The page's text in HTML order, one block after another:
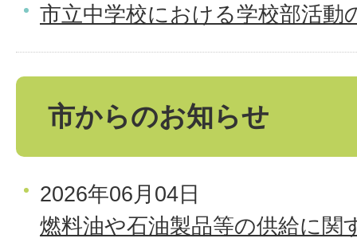
市立中学校における学校部活動
市からのお知らせ
2026年06月04日
燃料油や石油製品等の供給に関